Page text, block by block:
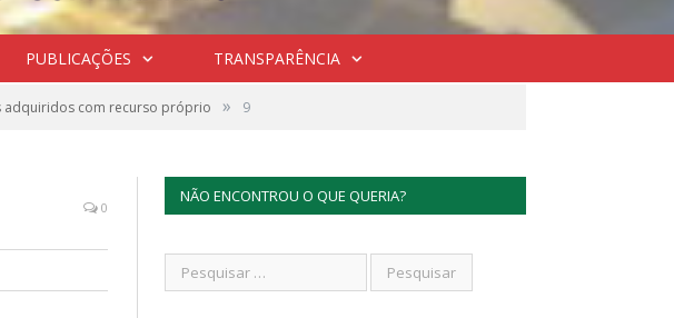
PUBLICAÇÕES TRANSPARÊNCIA
adquiridos com recurso próprio » 9
0
NÃO ENCONTROU O QUE QUERIA?